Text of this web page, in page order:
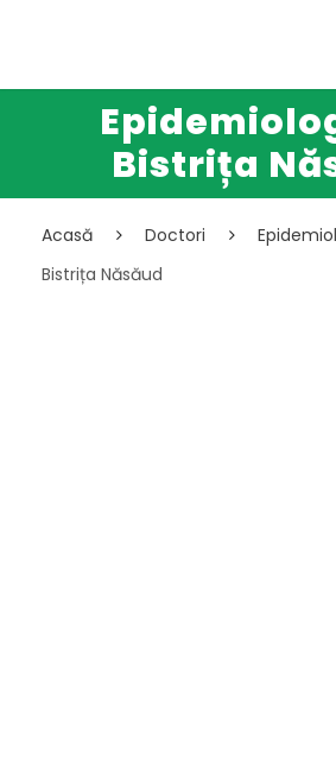
Bistrița
Acasă Doctori
Bistrița Năsăud